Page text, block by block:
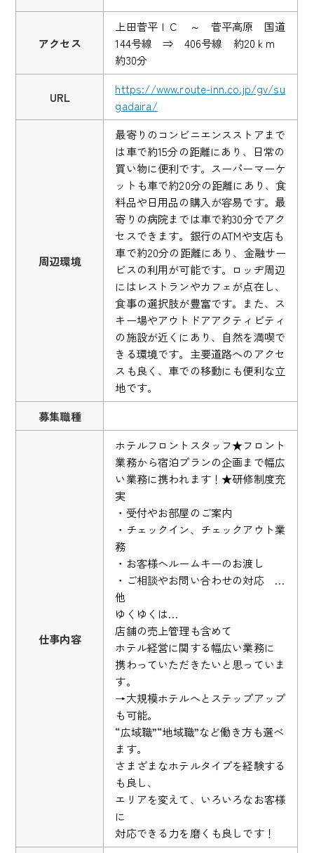
アクセス
上田菅平ＩＣ ～ 菅平高原 国道
144号線 ⇒ 406号線 約20ｋm
約30分
URL
https://www.route-inn.co.jp/gv/su
gadaira/
周辺環境
最寄りのコンビニエンスストアまで
は車で約15分の距離にあり、日常の
買い物に便利です。スーパーマーケ
ットも車で約20分の距離にあり、食
料品や日用品の購入が容易です。最
寄りの病院までは車で約30分でアク
セスできます。銀行のATMや支店も
車で約20分の距離にあり、金融サー
ビスの利用が可能です。ロッヂ周辺
にはレストランやカフェが点在し、
食事の選択肢が豊富です。また、ス
キー場やアウトドアアクティビティ
の施設が近くにあり、自然を満喫で
きる環境です。主要道路へのアクセ
スも良く、車での移動にも便利な立
地です。
募集職種
仕事内容
ホテルフロントスタッフ★フロント
業務から宿泊プランの企画まで幅広
い業務に携われます！★研修制度充
実
・受付やお部屋のご案内
・チェックイン、チェックアウト業
務
・お客様へルームキーのお渡し
・ご相談やお問い合わせの対応 …
他
ゆくゆくは…
店舗の売上管理も含めて
ホテル経営に関する幅広い業務に
携わっていただきたいと思っていま
す。
→大規模ホテルへとステップアップ
も可能。
“広域職”“地域職”など働き方も選べ
ます。
さまざまなホテルタイプを経験する
も良し、
エリアを変えて、いろいろなお客様
に
対応できる力を磨くも良しです！